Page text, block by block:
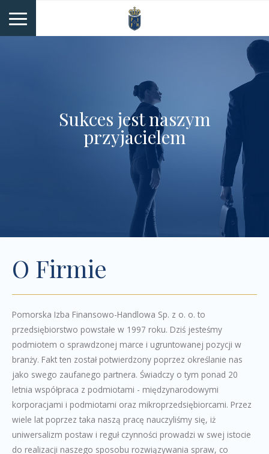
Sukces jest naszym
przyjacielem
O Firmie
Pomorska Izba Finansowo-Handlowa Sp. z o. o. to
przedsiębiorstwo powstałe w 1997 roku. Dziś jesteśmy
podmiotem o sprawdzonej marce i ugruntowanej pozycji w
branży. Fakt ten został potwierdzony poprzez określanie nas
jako swego zaufanego partnera. Świadczy o tym ponad 20
letnia współpraca z podmiotami - międzynarodowymi
korporacjami i podmiotami oraz mikroprzedsiębiorcami. Przez
wiele lat poprzez taka naszą pracę nauczyliśmy się, iż
uniwersalizm postaw i reguł czynności prowadzi w swej istocie
do realizacji naszego sposobu rozwiązywania spraw, co